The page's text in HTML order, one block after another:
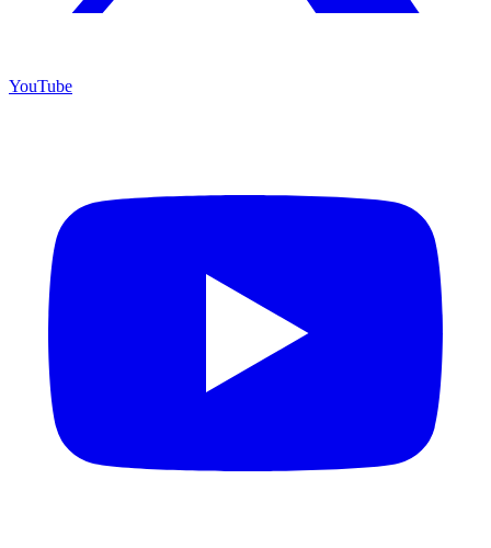
YouTube